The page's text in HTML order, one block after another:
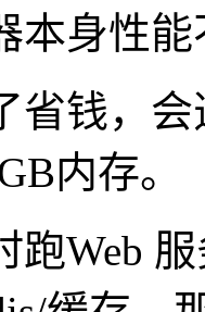
身性能
钱，会
内存。
服